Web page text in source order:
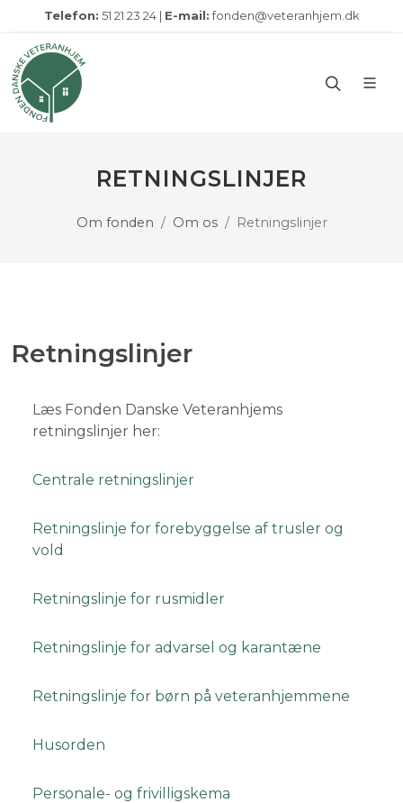
Telefon: 51 21 23 24 | E-mail: fonden@veteranhjem.dk
RETNINGSLINJER
Om fonden Om os Retningslinjer
Retningslinjer
Læs Fonden Danske Veteranhjems
retningslinjer her:
Centrale retningslinjer
Retningslinje for forebyggelse af trusler og
vold
Retningslinje for rusmidler
Retningslinje for advarsel og karantæne
Retningslinje for børn på veteranhjemmene
Husorden
Personale- og frivilligskema